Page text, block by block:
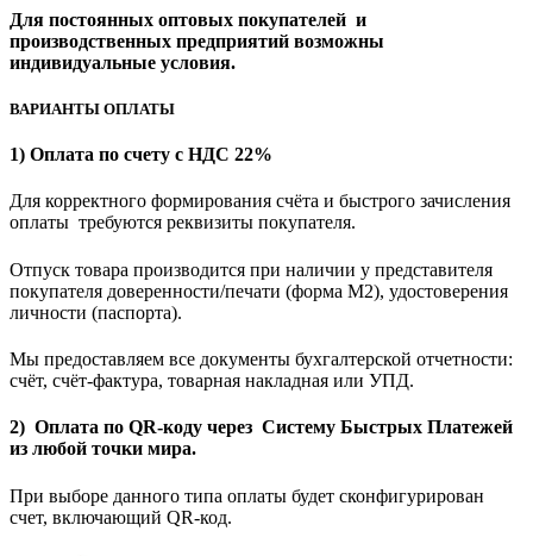
Для постоянных оптовых покупателей и
производственных предприятий возможны
индивидуальные условия.
ВАРИАНТЫ ОПЛАТЫ
1) Оплата по счету с НДС 22%
Для корректного формирования счёта и быстрого зачисления
оплаты требуются реквизиты покупателя.
Отпуск товара производится при наличии у представителя
покупателя доверенности/печати (форма M2), удостоверения
личности (паспорта).
Мы предоставляем все документы бухгалтерской отчетности:
счёт, счёт-фактура, товарная накладная или УПД.
2) Оплата по QR-коду через Систему Быстрых Платежей
из любой точки мира.
При выборе данного типа оплаты будет сконфигурирован
счет, включающий QR-код.